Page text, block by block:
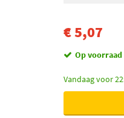
€ 5,07
Op voorraad
Vandaag voor